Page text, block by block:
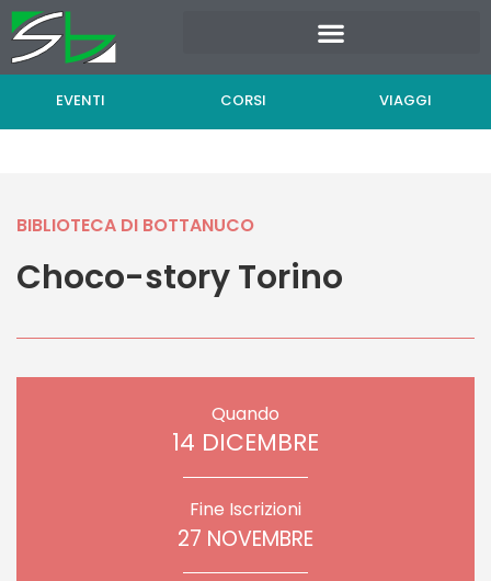
Vai
al
contenuto
EVENTI CORSI VIAGGI
BIBLIOTECA DI BOTTANUCO
Choco-story Torino
Quando
14 DICEMBRE
Fine Iscrizioni
27 NOVEMBRE